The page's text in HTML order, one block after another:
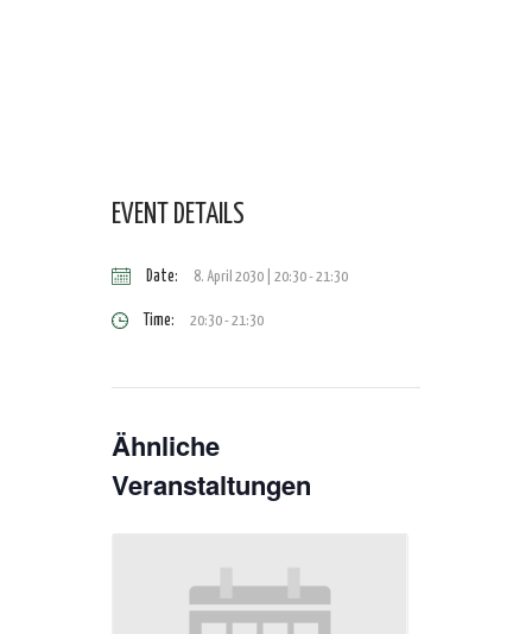
EVENT DETAILS
Date: 8. April 2030 | 20:30-21:30
Time: 20:30 - 21:30
Ähnliche
Veranstaltungen